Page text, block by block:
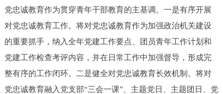
绿色北京 图说北京 视频北京
多语种
党忠诚教育作为贯穿青年干部教育的主基调。一是有序开展
对党忠诚教育工作。将对党忠诚教育作为加强政治机关建设
的重要抓手，纳入全年党建工作要点、团员青年工作计划和
党建工作检查考评内容，并在日常工作中加强督导，形成完
整有序的工作闭环。二是健全对党忠诚教育长效机制。将对
党忠诚教育融入党支部“三会一课”、主题党日、主题团日、党